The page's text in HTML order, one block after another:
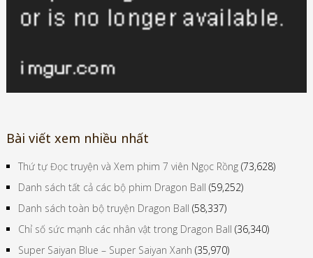
Bài viết xem nhiều nhất
Thứ tự Đọc truyện và Xem phim 7 viên Ngọc Rồng (73,628)
Danh sách tất cả các bộ phim Dragon Ball (59,252)
Danh sách toàn bộ truyện Dragon Ball (58,337)
Chỉ số sức mạnh các nhân vật trong Dragon Ball (36,340)
Super Saiyan Blue – Super Saiyan Xanh (35,970)